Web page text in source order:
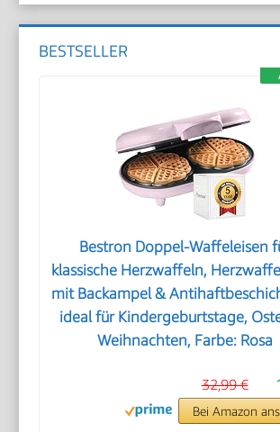
BESTSELLER
Bestron Doppel-Waffeleisen
klassische Herzwaffeln,
mit Backampel &
ideal für Kindergeburtstage,
Weihnachten, Farbe: Rosa
32,99 €
Bei Amazon